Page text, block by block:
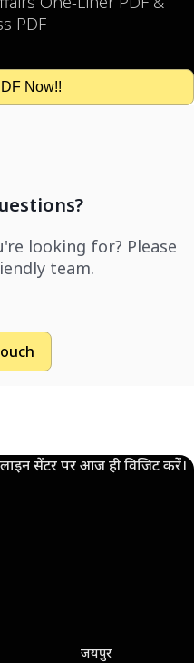
PDF
Now!!
looking for? Please
team.
सेंटर पर आज ही विजिट करें।
जयपुर